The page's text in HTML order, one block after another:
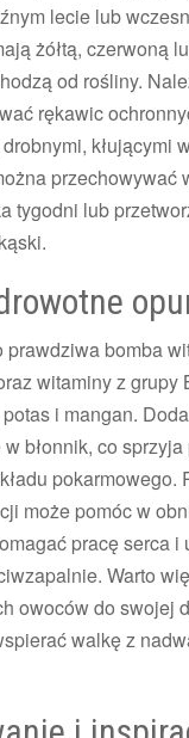
lecie lub
żółtą, czerwoną
od rośliny.
rękawic
kłującymi
przechowywać
tygodni lub
prawdziwa bomba
witaminy z grupy
i mangan.
błonnik, co sprzyja
pokarmowego.
może pomóc w
pracę serca i
Warto
owoców do swojej
walkę z